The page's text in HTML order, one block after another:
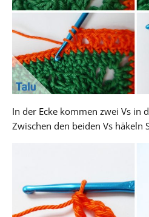
In der Ecke kommen zwei Vs in
Zwischen den beiden Vs häkeln